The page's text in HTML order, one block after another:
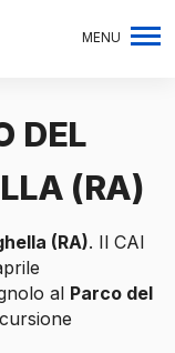
MENU
DEL
(RA)
(RA). Il CAI
al Parco del